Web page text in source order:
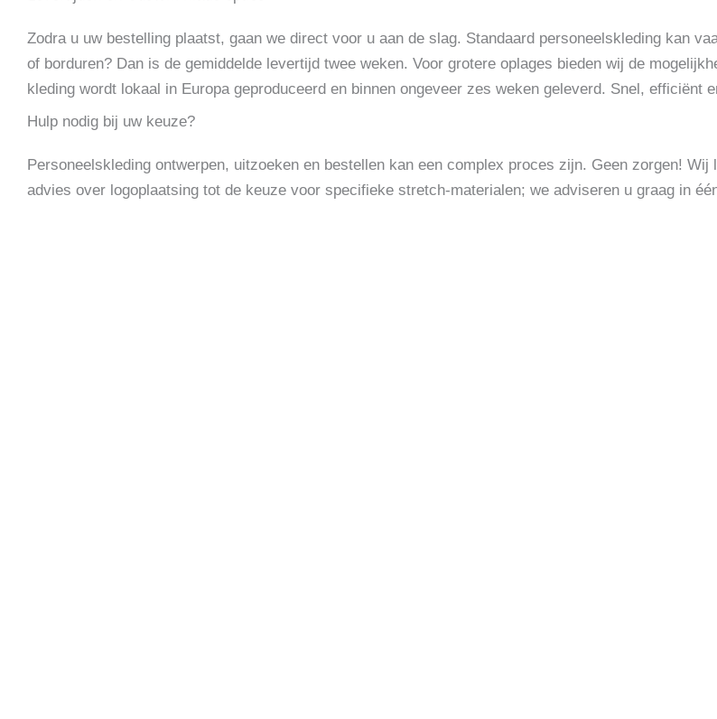
Zodra u uw bestelling plaatst, gaan we direct voor u aan de slag. Standaard personeelskleding kan
of borduren? Dan is de gemiddelde levertijd twee weken. Voor grotere oplages bieden wij de
kleding wordt lokaal in Europa geproduceerd en binnen ongeveer zes weken geleverd. Snel, efficiënt
Hulp nodig bij uw keuze?
Personeelskleding ontwerpen, uitzoeken en bestellen kan een complex proces zijn. Geen zorgen!
advies over logoplaatsing tot de keuze voor specifieke stretch-materialen; we adviseren u graag in